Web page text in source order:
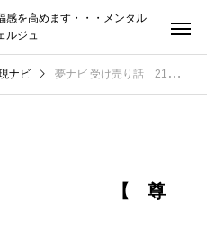
感を高めます・・・メンタル
ルジュ
ナビ 夢ナビ 受け売り話 21 【 尊 敬 】
尊